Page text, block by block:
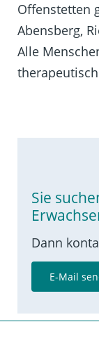
Offenstetten
Abensberg,
Alle
Sie
Dann
E-Mail